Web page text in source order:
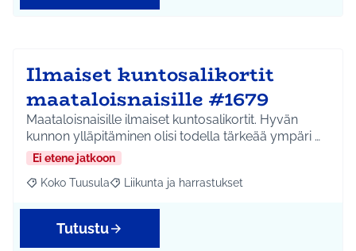
Ilmaiset kuntosalikortit
maataloisnaisille #1679
Maataloisnaisille ilmaiset kuntosalikortit. Hyvän
kunnon ylläpitäminen olisi todella tärkeää ympäri …
Ei etene jatkoon
Rajaa tulokset aihepiirin mukaan: Koko Tuusula
Koko Tuusula Rajaa tulokset teeman mukaan: Liikunta ja
Liikunta ja harrastukset
Tutustu